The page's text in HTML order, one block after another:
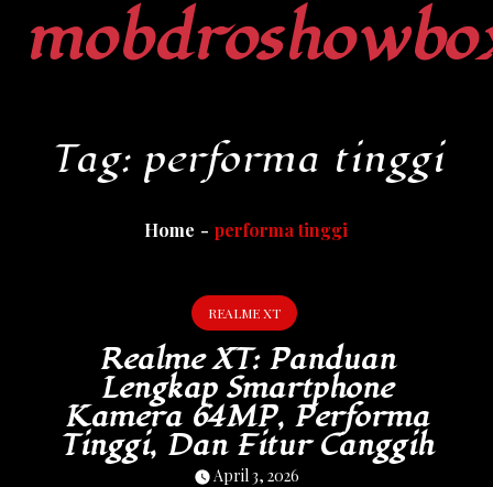
Tag: performa tinggi
Home performa tinggi
REALME XT
Realme XT: Panduan
Lengkap Smartphone
Kamera 64MP, Performa
Tinggi, Dan Fitur Canggih
April 3, 2026